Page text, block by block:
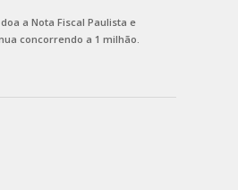
a Nota Fiscal Paulista e
concorrendo a 1 milhão.